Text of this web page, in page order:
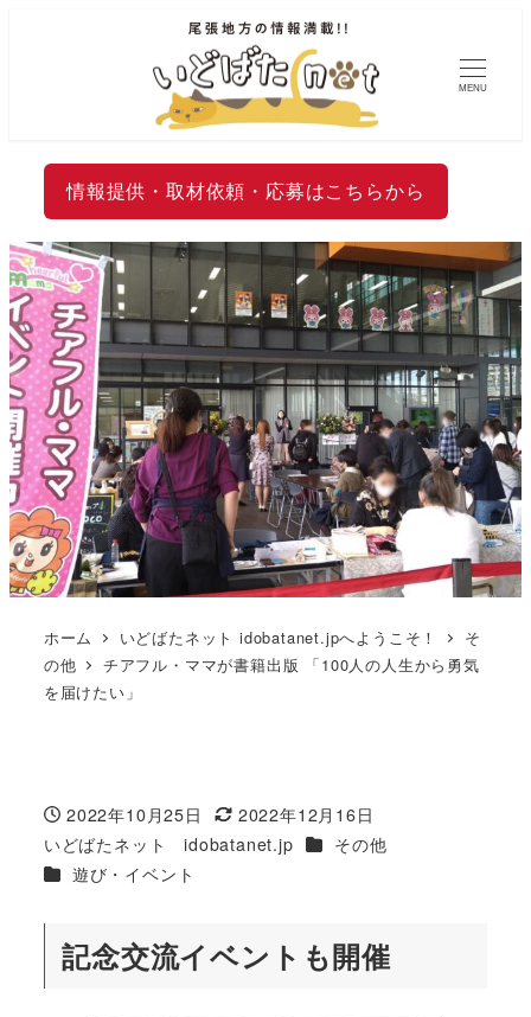
MENU
情報提供・取材依頼・応募はこちらから
ホーム いどばたネット idobatanet.jpへようこそ！
そ
の他
チアフル・ママが書籍出版 「100人の人生から勇気
を届けたい」
投稿日
2022年10月25日
更新日
2022年12月16日
著
者
いどばたネット idobatanet.jp カテゴリー
その他
カテゴリー
遊び・イベント
記念交流イベントも開催